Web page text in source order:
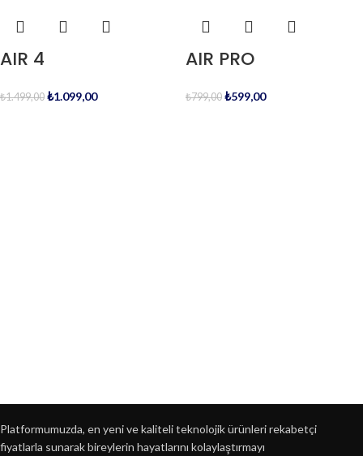
AIR 4
₺1.499,00 ₺1.099,00
AIR PRO
₺799,00 ₺599,00
Platformumuzda, en yeni ve kaliteli teknolojik ürünleri rekabetçi
fiyatlarla sunarak bireylerin hayatlarını kolaylaştırmayı